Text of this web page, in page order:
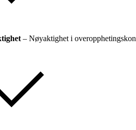
– Nøyaktighet i